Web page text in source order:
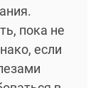
пока не
если